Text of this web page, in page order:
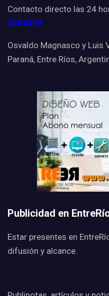
Contacto directo las 24
4384338
Osvaldo Magnasco y Luis
Paraná, Entre Ríos,
Publicidad en
Estar presentes en
difusión y alcance.